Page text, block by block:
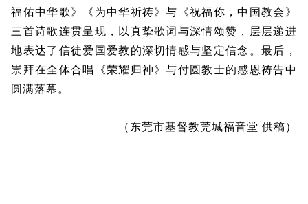
福佑中华歌》《为中华祈祷》与《祝福你，中国教会》
三首诗歌连贯呈现，以真挚歌词与深情颂赞，层层递进
地表达了信徒爱国爱教的深切情感与坚定信念。最后，
崇拜在全体合唱《荣耀归神》与付圆教士的感恩祷告中
圆满落幕。
（ 东莞市基督教莞城福音堂 供稿）